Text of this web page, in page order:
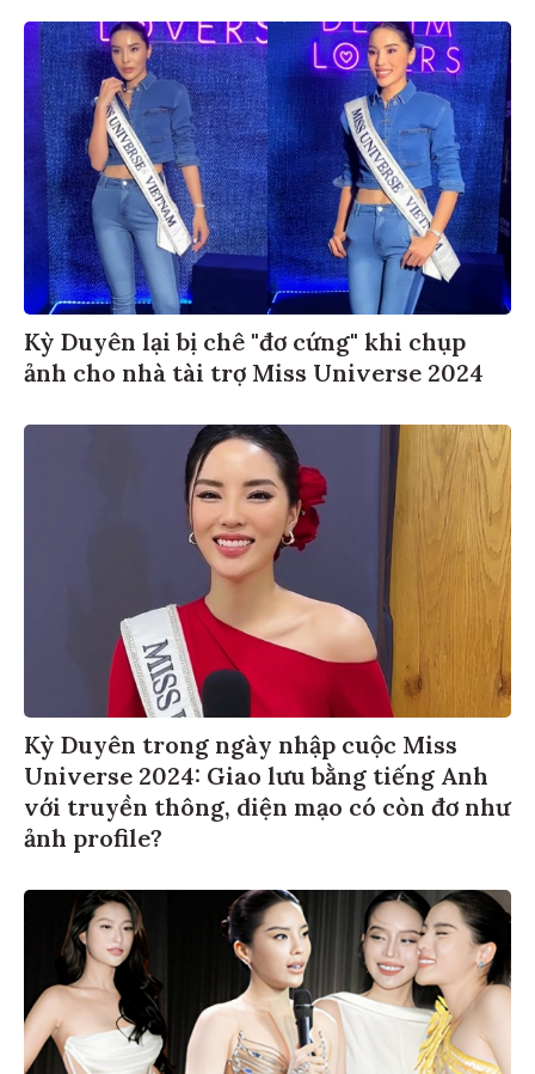
Kỳ Duyên lại bị chê "đơ cứng" khi chụp
ảnh cho nhà tài trợ Miss Universe 2024
Kỳ Duyên trong ngày nhập cuộc Miss
Universe 2024: Giao lưu bằng tiếng Anh
với truyền thông, diện mạo có còn đơ như
ảnh profile?